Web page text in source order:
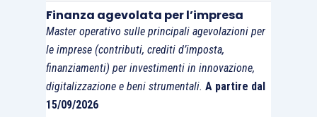
Finanza agevolata per l’impresa
Master operativo sulle principali agevolazioni per
le imprese (contributi, crediti d’imposta,
finanziamenti) per investimenti in innovazione,
digitalizzazione e beni strumentali. A partire dal
15/09/2026